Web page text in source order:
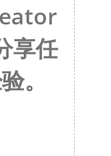
享任
。